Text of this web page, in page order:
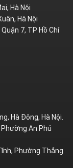
Hà Nội
Hà Nội
7, TP Hồ Chí
Hà Đông, Hà Nội.
An Phú
Phường Thắng